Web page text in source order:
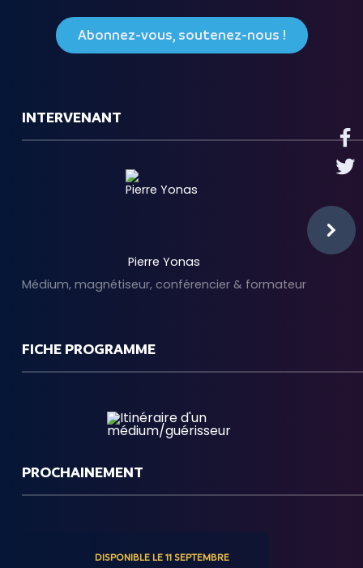
Abonnez-vous, soutenez-nous !
INTERVENANT
Pierre Yonas
Médium, magnétiseur, conférencier & formateur
FICHE PROGRAMME
PROCHAINEMENT
DISPONIBLE LE 11 SEPTEMBRE